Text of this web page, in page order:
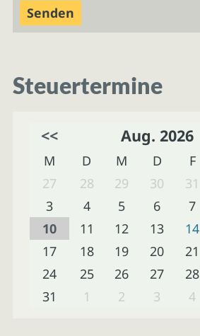
Steuertermine
<< Aug. 2026
M D M D F
27
28 29 30 31
3
4 5 6 7
10
11 12 13 14
17
18 19 20 21
24
25 26 27 28
31
1 2 3 4